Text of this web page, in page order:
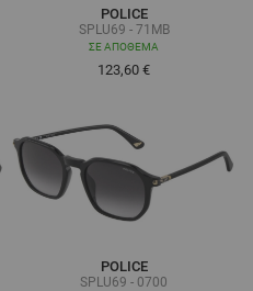
POLICE
SPLU69 - 71MB
ΣΕ ΑΠΌΘΕΜΑ
123,60 €
POLICE
SPLU69 - 0700